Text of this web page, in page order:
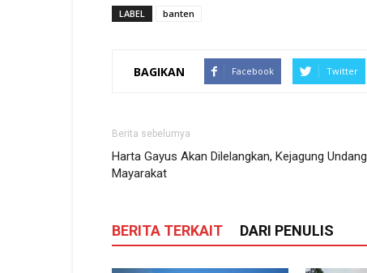
LABEL banten
BAGIKAN Facebook Twitter
Berita sebelumya
Harta Gayus Akan Dilelangkan, Kejagung Undang
Mayarakat
BERITA TERKAIT DARI PENULIS